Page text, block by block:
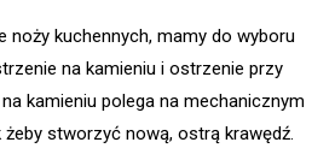
noży kuchennych, mamy do wyboru
na kamieniu i ostrzenie przy
kamieniu polega na mechanicznym
żeby stworzyć nową, ostrą krawędź.